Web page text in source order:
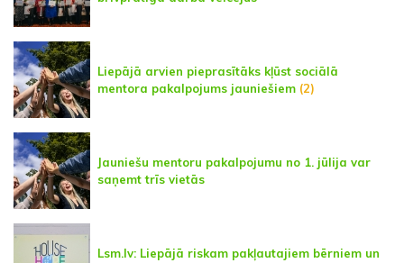
Liepājā arvien pieprasītāks kļūst sociālā
mentora pakalpojums jauniešiem (2)
Jauniešu mentoru pakalpojumu no 1. jūlija var
saņemt trīs vietās
Lsm.lv: Liepājā riskam pakļautajiem bērniem un